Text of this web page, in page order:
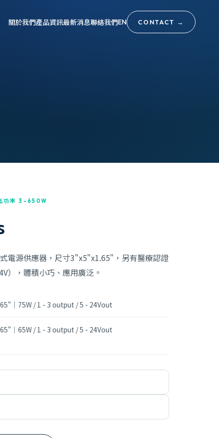
關於我們產品資訊最新消息聯絡我們EN CONTACT →
功率 3-650W
電源供應器，尺寸3"x5"x1.65"，另有醫療認證
），體積小巧、應用廣泛。
｜75W / 1 - 3 output / 5 - 24Vout
｜65W / 1 - 3 output / 5 - 24Vout